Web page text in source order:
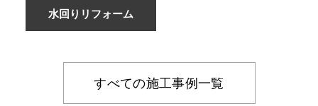
水回りリフォーム
すべての施工事例一覧